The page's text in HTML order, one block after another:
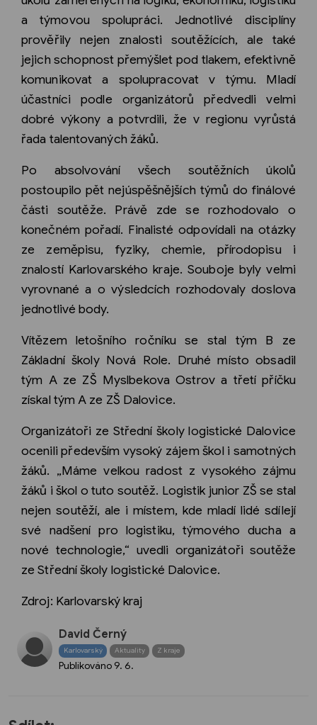
a týmovou spolupráci. Jednotlivé disciplíny
prověřily nejen znalosti soutěžících, ale také
jejich schopnost přemýšlet pod tlakem, efektivně
komunikovat a spolupracovat v týmu. Mladí
účastníci podle organizátorů předvedli velmi
dobré výkony a potvrdili, že v regionu vyrůstá
řada talentovaných žáků.
Po absolvování všech soutěžních úkolů
postoupilo pět nejúspěšnějších týmů do finálové
části soutěže. Právě zde se rozhodovalo o
konečném pořadí. Finalisté odpovídali na otázky
ze zeměpisu, fyziky, chemie, přírodopisu i
znalostí Karlovarského kraje. Souboje byly velmi
vyrovnané a o výsledcích rozhodovaly doslova
jednotlivé body.
Vítězem letošního ročníku se stal tým B ze
Základní školy Nová Role. Druhé místo obsadil
tým A ze ZŠ Myslbekova Ostrov a třetí příčku
získal tým A ze ZŠ Dalovice.
Organizátoři ze Střední školy logistické Dalovice
ocenili především vysoký zájem škol i samotných
žáků. „Máme velkou radost z vysokého zájmu
žáků i škol o tuto soutěž. Logistik junior ZŠ se stal
nejen soutěží, ale i místem, kde mladí lidé sdílejí
své nadšení pro logistiku, týmového ducha a
nové technologie,“ uvedli organizátoři soutěže
ze Střední školy logistické Dalovice.
Zdroj: Karlovarský kraj
David Černý
Karlovarský Aktuality Z kraje
Publikováno 9. 6.